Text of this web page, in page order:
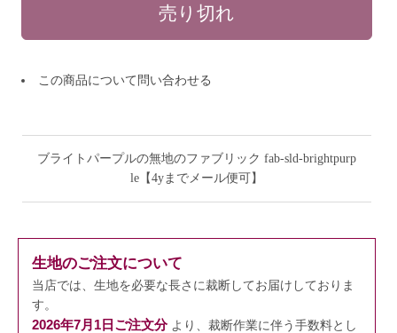
この商品について問い合わせる
ブライトパープルの無地のファブリック fab-sld-brightpurp
le【4yまでメール便可】
生地のご注文について
当店では、生地を必要な長さに裁断してお届けしておりま
す。
2026年7月1日ご注文分より、裁断作業に伴う手数料とし